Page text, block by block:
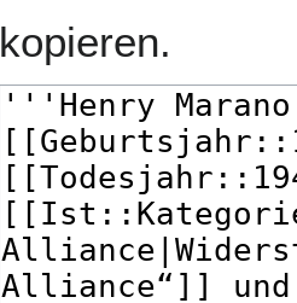
kopieren.